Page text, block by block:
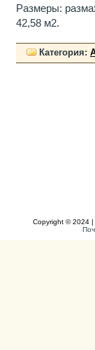
Размеры:
42,58 м2.
Категория:
Copyright © 2024 |